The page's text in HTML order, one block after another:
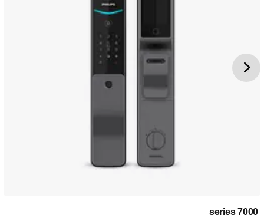
7000 series